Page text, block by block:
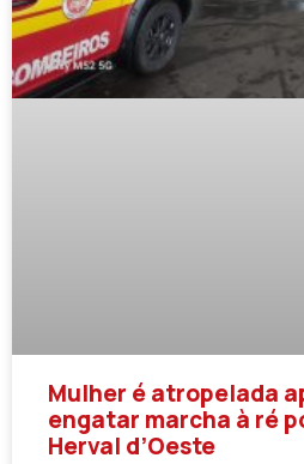
Mulher é atropelada
engatar marcha à ré
Herval d’Oeste